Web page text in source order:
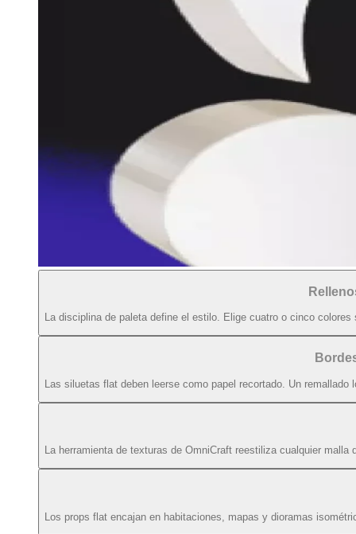
La disciplina de paleta define el estilo. Elige cuatro o cinco
Las siluetas flat deben leerse como papel recortado. Un
La herramienta de texturas de OmniCraft reestiliza cualquier
Los props flat encajan en habitaciones, mapas y dioramas